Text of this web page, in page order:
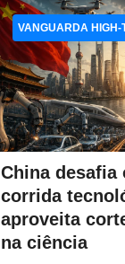
China desafia
corrida
aproveita
na ciência
VANGUARDA HIGH-